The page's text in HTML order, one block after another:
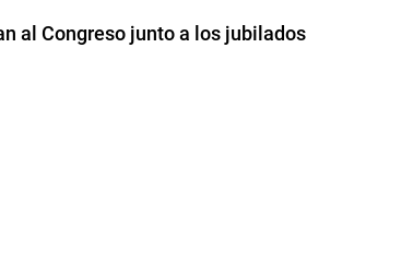
al Congreso junto a los jubilados